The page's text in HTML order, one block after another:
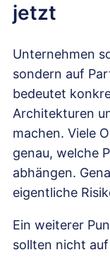
jetzt
Unternehmen
sondern auf
bedeutet
Architekturen
machen. Viele
genau, welche
abhängen.
eigentliche
Ein weiterer
sollten nicht